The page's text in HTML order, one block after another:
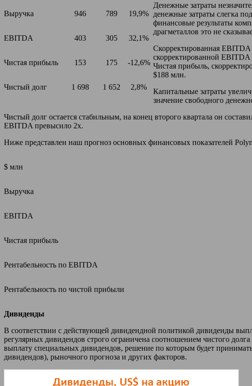
Выручка 946 789 19,9%
EBITDA 403 305 32,1%
Чистая прибыль 153 175 -12,6%
Чистый долг 1 698 1 652 2,8%
Денежные затраты
денежные затраты слегка
финансовые результаты
драгметаллов это не
Скорректированная EBITDA
скорректированной EBITDA
Чистая прибыль,
$188 млн.
Капитальные затраты
значение свободного
Чистый долг остается стабильным, на конец второго квартала он
EBITDA превысило 2х.
Ниже представлен наш прогноз основных финансовых показателей
$ млн
Выручка
EBITDA
Чистая прибыль
Рентабельность по EBITDA
Рентабельность по чистой прибыли
Дивиденды
В соответствии с действующей дивидендной политикой дивиденды
регулярных дивидендов строго ограничена соотношением чистого
выплату специальных дивидендов, решение по которым будет
дивидендов), рыночного прогноза и других факторов.